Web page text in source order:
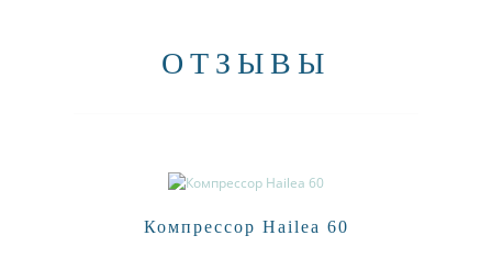
ОТЗЫВЫ
Компрессор Hailea 60